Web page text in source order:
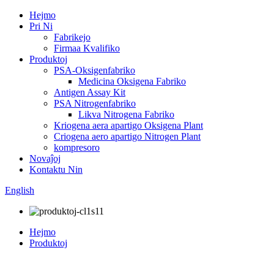
Hejmo
Pri Ni
Fabrikejo
Firmaa Kvalifiko
Produktoj
PSA-Oksigenfabriko
Medicina Oksigena Fabriko
Antigen Assay Kit
PSA Nitrogenfabriko
Likva Nitrogena Fabriko
Kriogena aera apartigo Oksigena Plant
Criogena aero apartigo Nitrogen Plant
kompresoro
Novaĵoj
Kontaktu Nin
English
Hejmo
Produktoj